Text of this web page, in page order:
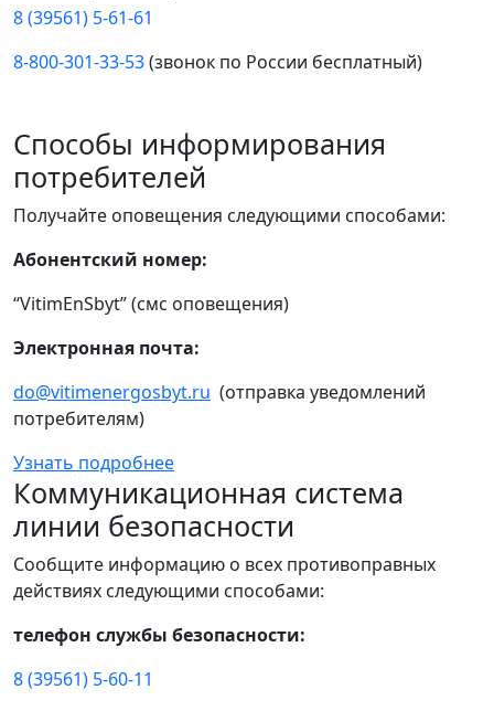
8 (39561) 5-61-61
8-800-301-33-53(звонок по России бесплатный)
Способы информирования
потребителей
Получайте оповещения следующими способами:
Абонентский номер:
“VitimEnSbyt” (смс оповещения)
Электронная почта:
do@vitimenergosbyt.ru (отправка уведомлений
потребителям)
Узнать подробнее
Коммуникационная система
линии безопасности
Сообщите информацию о всех противоправных
действиях следующими способами:
телефон службы безопасности:
8 (39561) 5-60-11